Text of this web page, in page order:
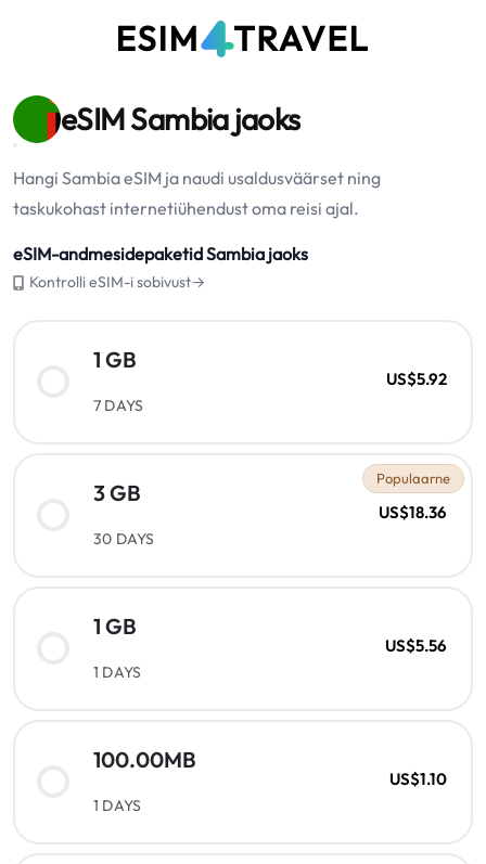
eSIM Sambia jaoks
Hangi Sambia eSIM ja naudi usaldusväärset ning
taskukohast internetiühendust oma reisi ajal.
eSIM-andmesidepaketid Sambia jaoks
Kontrolli eSIM-i sobivust→
1 GB
7 DAYS
US$5.92
Populaarne
3 GB
30 DAYS
US$18.36
1 GB
1 DAYS
US$5.56
100.00MB
1 DAYS
US$1.10